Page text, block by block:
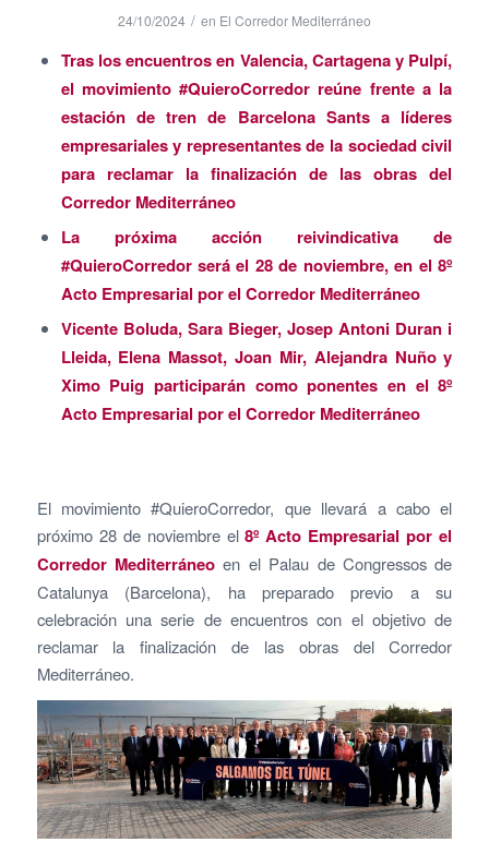
24/10/2024 / en El Corredor Mediterráneo
Tras los encuentros en Valencia, Cartagena y Pulpí,
el movimiento #QuieroCorredor reúne frente a la
estación de tren de Barcelona Sants a líderes
empresariales y representantes de la sociedad civil
para reclamar la finalización de las obras del
Corredor Mediterráneo
La próxima acción reivindicativa de
#QuieroCorredor será el 28 de noviembre, en el 8º
Acto Empresarial por el Corredor Mediterráneo
Vicente Boluda, Sara Bieger, Josep Antoni Duran i
Lleida, Elena Massot, Joan Mir, Alejandra Nuño y
Ximo Puig participarán como ponentes en el 8º
Acto Empresarial por el Corredor Mediterráneo
El movimiento #QuieroCorredor, que llevará a cabo el
próximo 28 de noviembre el8º Acto Empresarial por el
Corredor Mediterráneo en el Palau de Congressos de
Catalunya (Barcelona), ha preparado previo a su
celebración una serie de encuentros con el objetivo de
reclamar la finalización de las obras del Corredor
Mediterráneo.